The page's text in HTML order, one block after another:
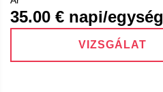
35.00 € napi/egység
VIZSGÁLAT